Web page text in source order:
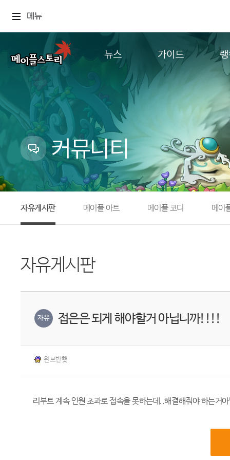
메뉴
뉴스
업데이트
이벤트
캐시샵 공지
메이플 알림판
with maple
가이드
추가정보
컨텐
커뮤니티
자유게시판 메이플 아트 메이플 코디 메이
자유게시판
자유 접은은 되게 해야할거 아닙니까!!!!
윈브반햇
리부트 계속 인원 초과로 접속을 못하는데..해결해줘야 하는